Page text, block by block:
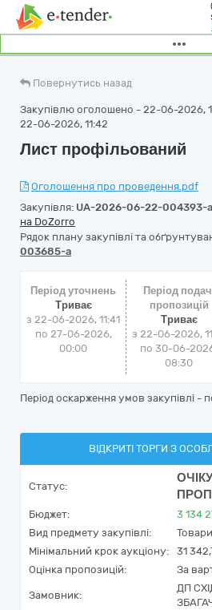
Повернутись назад
Закупівлю оголошено - 22-06-2026,
22-06-2026, 11:42
Лист профільований
Оголошення про проведення.pdf
Закупівля: UA-2026-06-22-004393-a
на DoZorro
Рядок плану закупівлі та
003685-a
Період уточнень
Триває
з 22-06-2026, 11:41
по 27-06-2026,
00:00
Період
пропозицій
Триває
з 22-06-2026,
по 30-06-
08:30
Період оскарження умов закупівлі -
ВІДКРИТІ ТОРГИ З
Статус:
Бюджет: 3 134
Вид предмету закупівлі:
Товари
Мінімальний крок аукціону:
31
Оцінка пропозицій:
За
Замовник:
ДП